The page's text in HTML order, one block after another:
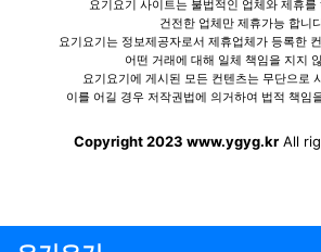
요기요기 사이트는 불법적인 업체와 제휴를
건전한 업체만 제휴가능 합니
요기요기는 정보제공자로서 제휴업체가 등록한
어떤 거래에 대해 일체 책임을 지지
요기요기에 게시된 모든 컨텐츠는 무단으로
이를 어길 경우 저작권법에 의거하여 법적 책임
Copyright 2023 www.ygyg.kr All